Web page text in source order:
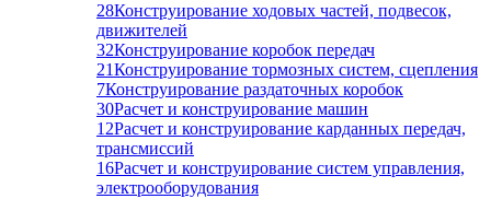
28Конструирование ходовых частей, подвесок,
движителей
32Конструирование коробок передач
21Конструирование тормозных систем, сцепления
7Конструирование раздаточных коробок
30Расчет и конструирование машин
12Расчет и конструирование карданных передач,
трансмиссий
16Расчет и конструирование систем управления,
электрооборудования